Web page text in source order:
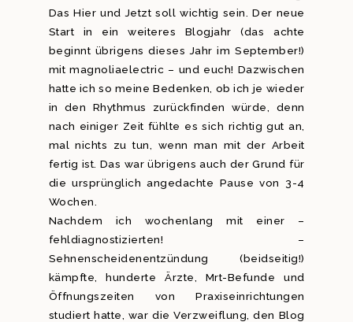
Das Hier und Jetzt soll wichtig sein. Der neue
Start in ein weiteres Blogjahr (das achte
beginnt übrigens dieses Jahr im September!)
mit magnoliaelectric – und euch! Dazwischen
hatte ich so meine Bedenken, ob ich je wieder
in den Rhythmus zurückfinden würde, denn
nach einiger Zeit fühlte es sich richtig gut an,
mal nichts zu tun, wenn man mit der Arbeit
fertig ist. Das war übrigens auch der Grund für
die ursprünglich angedachte Pause von 3-4
Wochen.
Nachdem ich wochenlang mit einer –
fehldiagnostizierten! –
Sehnenscheidenentzündung (beidseitig!)
kämpfte, hunderte Ärzte, Mrt-Befunde und
Öffnungszeiten von Praxiseinrichtungen
studiert hatte, war die Verzweiflung, den Blog